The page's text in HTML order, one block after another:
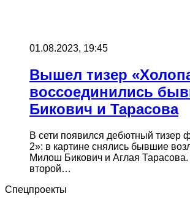
01.08.2023, 19:45
Вышел тизер
воссоединились
Бикович и Тарасова
В сети появился дебютный тизер
2»: в картине снялись бывшие
Милош Бикович и Аглая
второй…
Спецпроекты